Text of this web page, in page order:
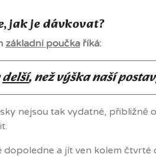
jak je dávkovat?
základní poučka říká:
delší, než výška naší
nejsou tak vydatné, přibližně
a jít ven kolem čtvrté